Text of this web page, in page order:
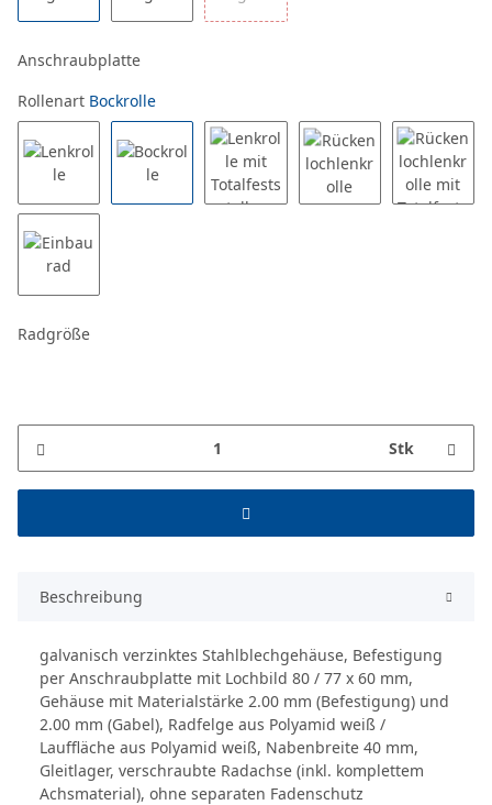
Anschraubplatte
Rollenart Bockrolle
Radgröße
Stk
Beschreibung
galvanisch verzinktes Stahlblechgehäuse, Befestigung
per Anschraubplatte mit Lochbild 80 / 77 x 60 mm,
Gehäuse mit Materialstärke 2.00 mm (Befestigung) und
2.00 mm (Gabel), Radfelge aus Polyamid weiß /
Lauffläche aus Polyamid weiß, Nabenbreite 40 mm,
Gleitlager, verschraubte Radachse (inkl. komplettem
Achsmaterial), ohne separaten Fadenschutz